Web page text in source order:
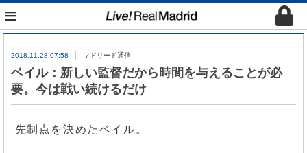
≡
2018.11.28 07:58 マドリード通信
ベイル：新しい監督だから時間を与えることが必
要。今は戦い続けるだけ
先制点を決めたベイル。